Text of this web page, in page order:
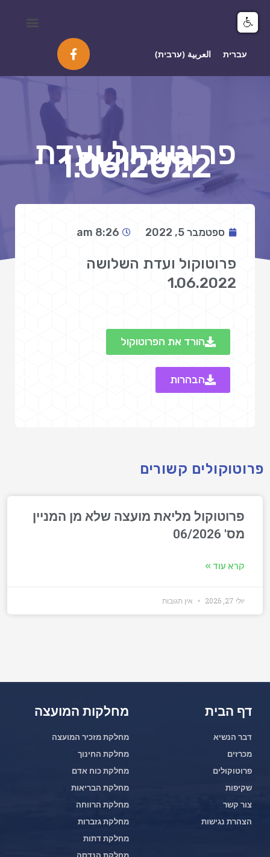
עברית العربية (ערבית)
פרוטוקול ועדת
השלושה
1.06.2022‎‎
ספטמבר 5, 2022 8:26 am
פרוטוקול ועדת השלושה
1.06.2022‎‎
הורד את הפרוטוקול
הבהרות
פרוטוקולים קשורים
פרוטוקול מליאת מועצה שלא מן המניין
מס' 06/2026
קרא עוד »
יולי 27, 2026 אין תגובות
דף הבית
דבר הנשיא
מכרזים
פרוטוקולים
שקיפות
צור קשר
הצהרת נגישות
מחלקות המועצה
מחלקת מזכיר המועצה
מחלקת החינוך
מחלקת כוח אדם
מחלקת הבריאות
מחלקת הרווחה
מחלקת גזברות
מחלקת דתות